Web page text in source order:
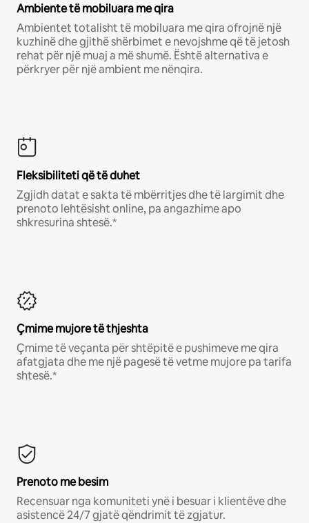
Ambiente të mobiluara me qira
Ambientet totalisht të mobiluara me qira ofrojnë një
kuzhinë dhe gjithë shërbimet e nevojshme që të jetosh
rehat për një muaj a më shumë. Është alternativa e
përkryer për një ambient me nënqira.
Fleksibiliteti që të duhet
Zgjidh datat e sakta të mbërritjes dhe të largimit dhe
prenoto lehtësisht online, pa angazhime apo
shkresurina shtesë.*
Çmime mujore të thjeshta
Çmime të veçanta për shtëpitë e pushimeve me qira
afatgjata dhe me një pagesë të vetme mujore pa tarifa
shtesë.*
Prenoto me besim
Recensuar nga komuniteti ynë i besuar i klientëve dhe
asistencë 24/7 gjatë qëndrimit të zgjatur.